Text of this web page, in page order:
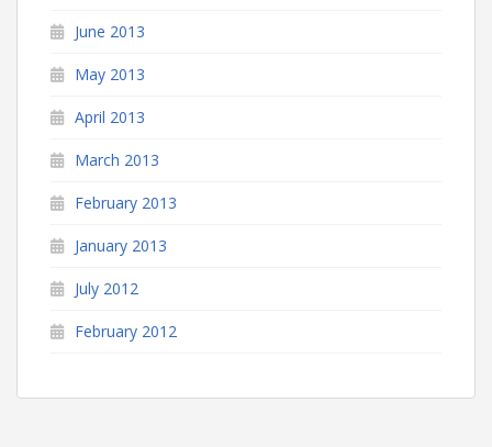
June 2013
May 2013
April 2013
March 2013
February 2013
January 2013
July 2012
February 2012